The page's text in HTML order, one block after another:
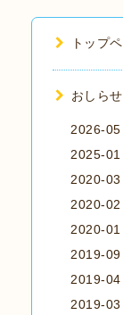
トップ
おしらせ
2026-05
2025-01
2020-03
2020-02
2020-01
2019-09
2019-04
2019-03